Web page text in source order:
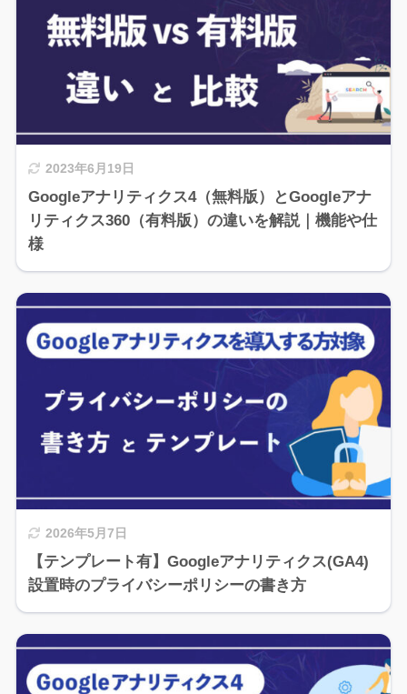
2023年6月19日
Googleアナリティクス4（無料版）とGoogleアナ
リティクス360（有料版）の違いを解説｜機能や仕
様
2026年5月7日
【テンプレート有】Googleアナリティクス(GA4)
設置時のプライバシーポリシーの書き方